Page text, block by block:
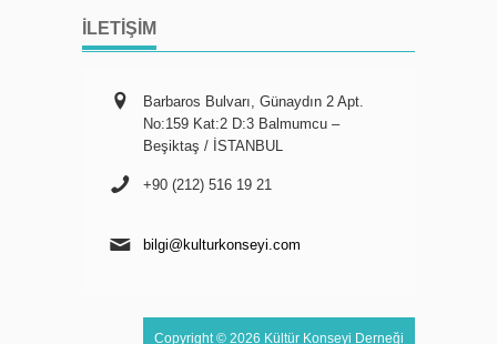
İLETIŞIM
Barbaros Bulvarı, Günaydın 2 Apt.
No:159 Kat:2 D:3 Balmumcu –
Beşiktaş / İSTANBUL
+90 (212) 516 19 21
bilgi@kulturkonseyi.com
Copyright © 2026 Kültür Konseyi Derneği